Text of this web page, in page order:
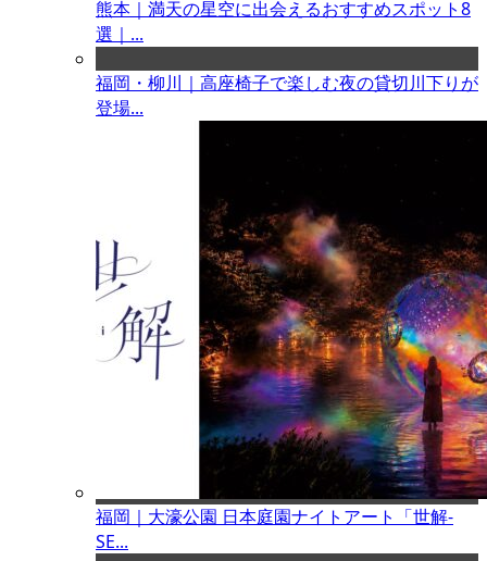
熊本｜満天の星空に出会えるおすすめスポット8
選｜...
福岡・柳川｜高座椅子で楽しむ夜の貸切川下りが
登場...
福岡｜大濠公園 日本庭園ナイトアート「世解-
SE...